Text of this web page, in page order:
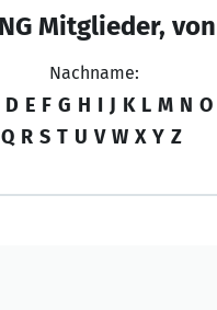
Mitglieder,
Nachname:
D E F G H I J K L M N O
Q R S T U V W X Y Z